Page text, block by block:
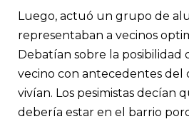
Luego, actuó un grupo de
representaban a vecinos
Debatían sobre la posibilidad
vecino con antecedentes
vivían. Los pesimistas decían
debería estar en el barrio